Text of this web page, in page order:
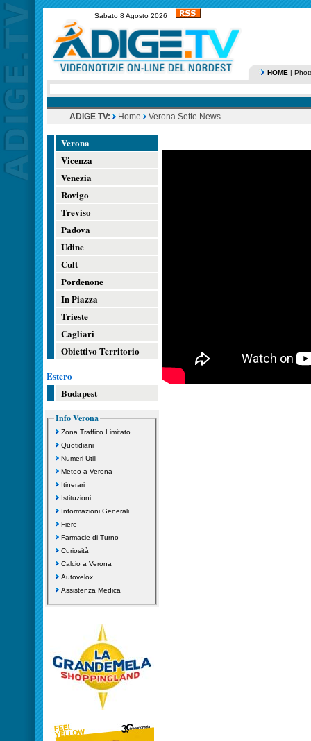
Sabato 8 Agosto 2026
HOME |
ADIGE TV: Home Verona Sette News
Verona
Vicenza
Venezia
Rovigo
Treviso
Padova
Udine
Cult
Pordenone
In Piazza
Trieste
Cagliari
Obiettivo Territorio
Estero
Budapest
Info Verona
Zona Traffico Limitato
Quotidiani
Numeri Utili
Meteo a Verona
Itinerari
Istituzioni
Informazioni Generali
Fiere
Farmacie di Turno
Curiosità
Calcio a Verona
Autovelox
Assistenza Medica